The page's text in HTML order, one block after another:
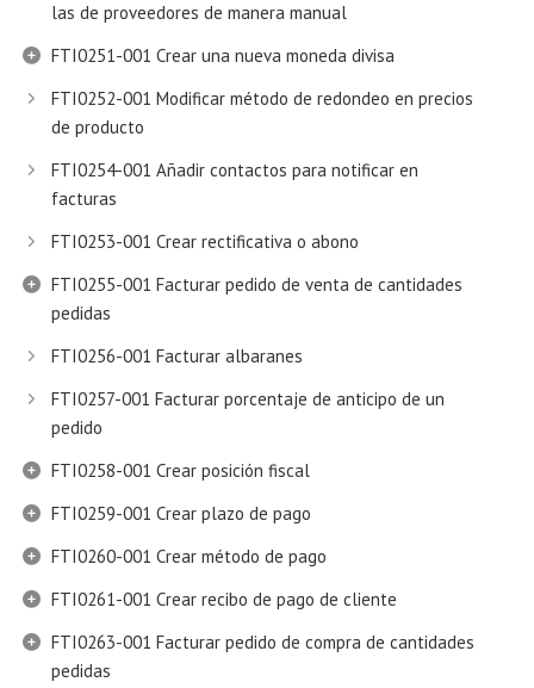
las de proveedores de manera manual
FTI0251-001 Crear una nueva moneda divisa
FTI0252-001 Modificar método de redondeo en precios
de producto
FTI0254-001 Añadir contactos para notificar en
facturas
FTI0253-001 Crear rectificativa o abono
FTI0255-001 Facturar pedido de venta de cantidades
pedidas
FTI0256-001 Facturar albaranes
FTI0257-001 Facturar porcentaje de anticipo de un
pedido
FTI0258-001 Crear posición fiscal
FTI0259-001 Crear plazo de pago
FTI0260-001 Crear método de pago
FTI0261-001 Crear recibo de pago de cliente
FTI0263-001 Facturar pedido de compra de cantidades
pedidas